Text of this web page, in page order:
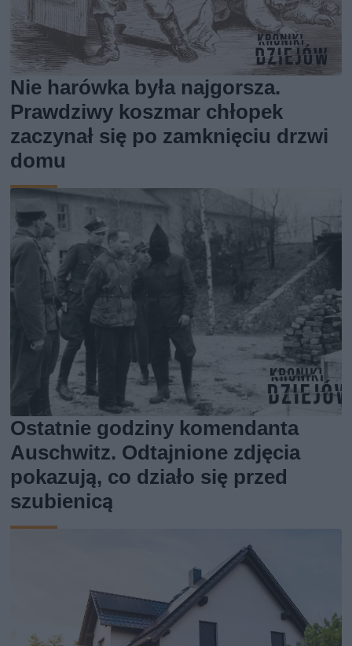
Nie harówka była najgorsza.
Prawdziwy koszmar chłopek
zaczynał się po zamknięciu drzwi
domu
Ostatnie godziny komendanta
Auschwitz. Odtajnione zdjęcia
pokazują, co działo się przed
szubienicą